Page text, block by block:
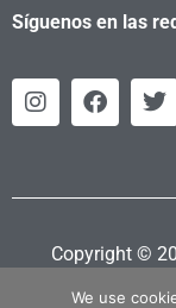
Síguenos en las
Copyright ©
We use